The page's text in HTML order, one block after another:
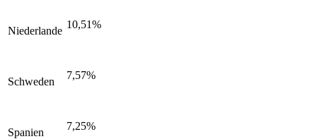
Niederlande
10,51%
Schweden
7,57%
Spanien
7,25%